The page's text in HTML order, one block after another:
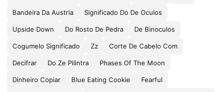
Bandeira Da Austria Significado Do De Oculos
Upside Down Do Rosto De Pedra De Binoculos
Cogumelo Significado Zz Corte De Cabelo Com
Decifrar Do Ze Pilintra Phases Of The Moon
Dinheiro Copiar Blue Eating Cookie Fearful